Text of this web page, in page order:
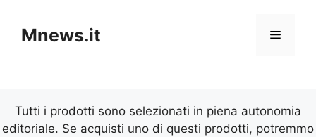
contenuto
Mnews.it Menu
Tutti i prodotti sono selezionati in piena autonomia
editoriale. Se acquisti uno di questi prodotti, potremmo